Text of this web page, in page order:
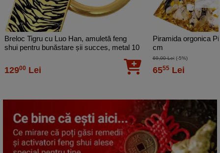
Breloc Tigru cu Luo Han, amuletă feng
shui pentru bunăstare șii succes, metal 10
12900 Lei
Piramida orgonica
cm
69,00 Lei(-5%)
6555Lei